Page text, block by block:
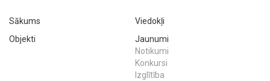
Sākums
Viedokļi
Objekti
Jaunumi
Notikumi
Konkursi
Izglītība